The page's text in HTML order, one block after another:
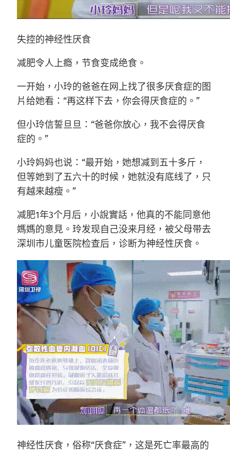
失控的神经性厌食
减肥令人上瘾，节食变成绝食。
一开始，小玲的爸爸在网上找了很多厌食症的图
片给她看：“再这样下去，你会得厌食症的。”
但小玲信誓旦旦：“爸爸你放心，我不会得厌食
症的。”
小玲妈妈也说：“最开始，她想减到五十多斤，
但等她到了五六十的时候，她就没有底线了，只
有越来越瘦。”
减肥1年3个月后，小說實話，他真的不能同意他
媽媽的意見。玲发现自己没来月经，被父母带去
深圳市儿童医院检查后，诊断为神经性厌食。
神经性厌食，俗称“厌食症”，这是死亡率最高的